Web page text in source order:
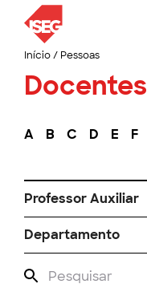
Início/ Pessoas
Docentes
A B C D E F
Professor Auxiliar
Departamento